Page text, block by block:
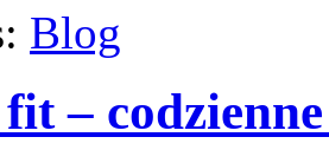
Blog
–